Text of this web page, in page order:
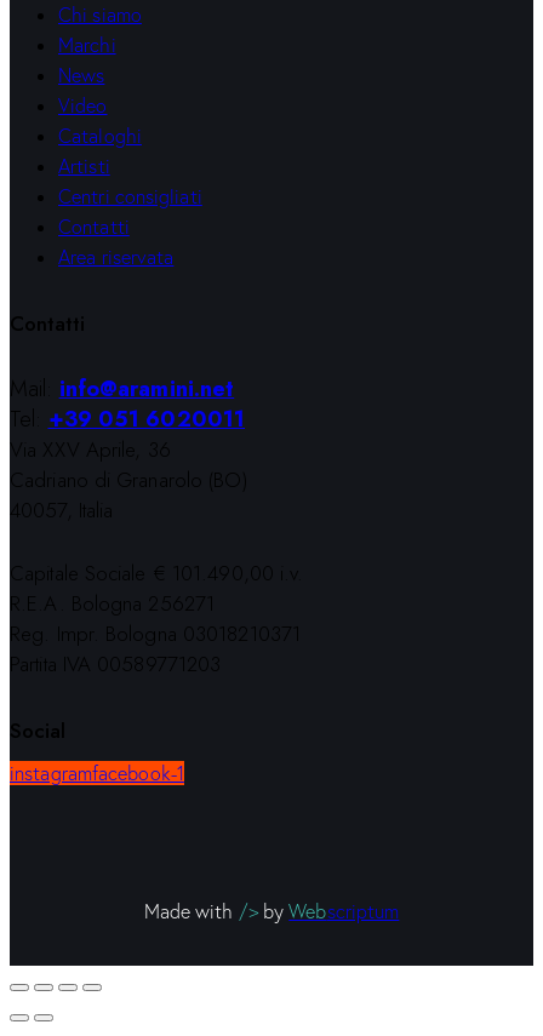
Chi siamo
Marchi
News
Video
Cataloghi
Artisti
Centri consigliati
Contatti
Area riservata
Contatti
Mail:info@aramini.net
Tel:+39 051 6020011
Via XXV Aprile, 36
Cadriano di Granarolo (BO)
40057, Italia
Capitale Sociale € 101.490,00 i.v.
R.E.A. Bologna 256271
Reg. Impr. Bologna 03018210371
Partita IVA 00589771203
Social
instagramfacebook-1
Made with />byWebscriptum